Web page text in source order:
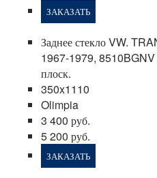
ЗАКАЗАТЬ
Заднее стекло VW.
1967-1979, 8510BGNV
плоск.
350x1110
Olimpia
3 400 руб.
5 200 руб.
ЗАКАЗАТЬ